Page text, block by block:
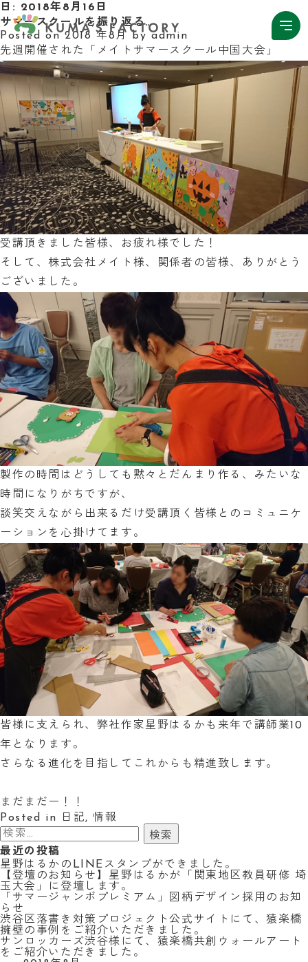
日: 2018年8月16日
サマースクールを振り返る…
Posted on 2018 年8月 byadmin
先週開催された「メイトサマースクール中国大会」
受講頂きました皆様、お疲れ様でした！
そして、株式会社メイト様、関係者の皆様、ありがとう
ございました。
製作の時間はどうしても黙々とだんまり作る、みたいな
時間になりがちですが、
談笑交えながら出来るだけ受講頂く皆様とのコミュニケ
ーションを心掛けてます。
皆様に支えられ、弊社作家星野はるかも来年で講師業10
年となります。
さらなる進化を目指してこれからも精進致します。
まだまだー！！
Posted in
日記,情報
検
索:
最近の投稿
星野はるかのLINEスタンプができました。
【登壇のお知らせ】星野はるかが「関東地区教員研修 埼
玉大会」に登壇します。
「サマージャンボプレミアム」図柄デザイン採用のお知
らせ
渋谷区落書き対策プロジェクト公式サイトにて、猿楽橋
擁壁の事例をご紹介いただきました。
サンロッカーズ渋谷様にて、猿楽橋共創ウォールアート
をご紹介いただきました。